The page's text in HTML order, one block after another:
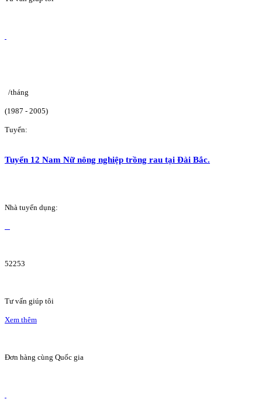
/tháng
(1987 - 2005)
Tuyển:
Tuyển 12 Nam Nữ nông nghiệp trồng rau tại Đài Bắc.
Nhà tuyển dụng:
52253
Tư vấn giúp tôi
Xem thêm
Đơn hàng cùng Quốc gia